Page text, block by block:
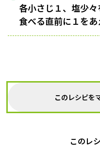
各小さじ１、塩少々
食べる直前に１をあ
このレシピを
このレ